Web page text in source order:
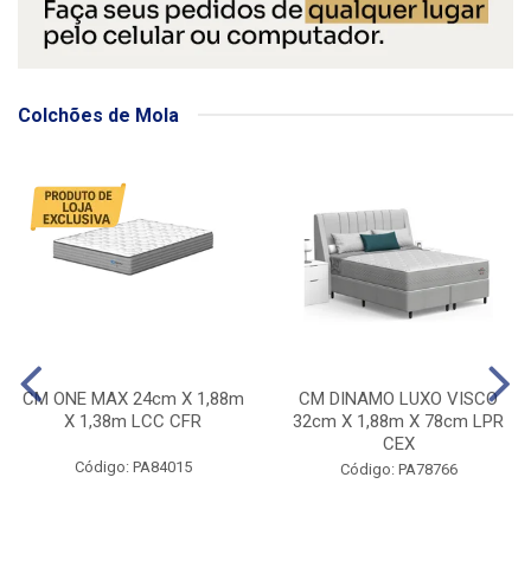
Colchões de Mola
CM ONE MAX 24cm X 1,88m
X 1,38m LCC CFR
Código: PA84015
CM DINAMO LUXO VISCO
32cm X 1,88m X 78cm LPR
CEX
Código: PA78766